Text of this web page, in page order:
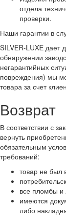
отдела
проверки.
Наши гарантии в
SILVER-LUXE дает
обнаружении
негарантийных
повреждения) мы
товара за счет
Возврат
В соответствии с
вернуть
обязательным
требований:
товар не был
все пломбы
имеются
либо